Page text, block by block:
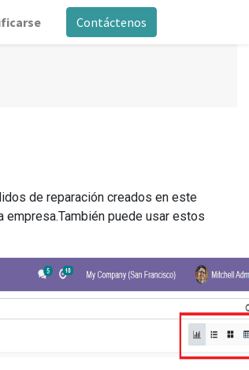
Contáctenos
de reparación creados en este
puede usar estos